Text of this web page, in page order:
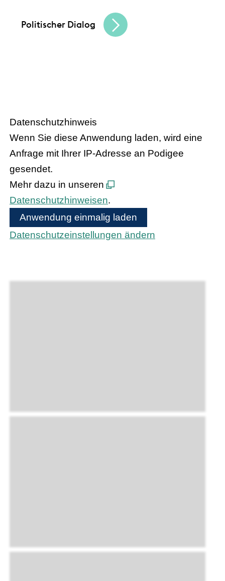
Politischer Dialog
Datenschutzhinweis
Wenn Sie diese Anwendung laden, wird eine
Anfrage mit Ihrer IP-Adresse an Podigee
gesendet.
Mehr dazu in unseren
Datenschutzhinweisen.
Anwendung einmalig laden
Datenschutzeinstellungen ändern